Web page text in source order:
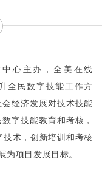
心主办，全美在线
全民数字技能工作方
经济发展对技术技能
字技能教育和考核，
技术，创新培训和考核
项目发展目标。